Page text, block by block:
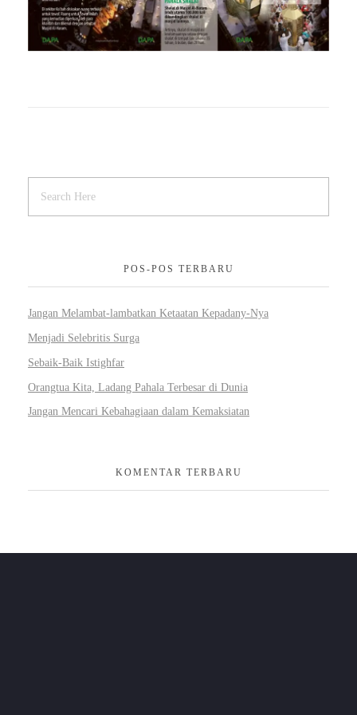
POS-POS TERBARU
Jangan Melambat-lambatkan Ketaatan Kepadany-Nya
Menjadi Selebritis Surga
Sebaik-Baik Istighfar
Orangtua Kita, Ladang Pahala Terbesar di Dunia
Jangan Mencari Kebahagiaan dalam Kemaksiatan
KOMENTAR TERBARU